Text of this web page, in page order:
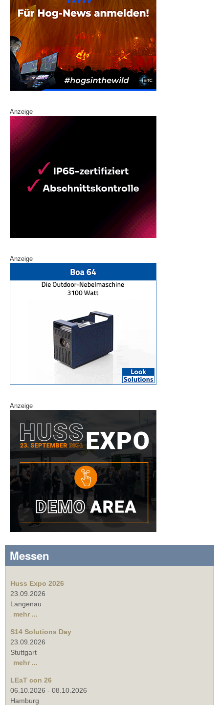
Anzeige
Anzeige
Anzeige
Messen
Huss Expo 2026
23.09.2026
Langenau
mehr ...
S14 Solutions Day
23.09.2026
Stuttgart
mehr ...
LEaT con 26
06.10.2026 - 08.10.2026
Hamburg